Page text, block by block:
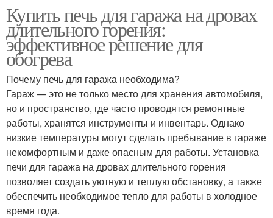
Купить печь для гаража на дровах
длительного горения:
эффективное решение для
обогрева
Почему печь для гаража необходима?
Гараж — это не только место для хранения автомобиля,
но и пространство, где часто проводятся ремонтные
работы, хранятся инструменты и инвентарь. Однако
низкие температуры могут сделать пребывание в гараже
некомфортным и даже опасным для работы. Установка
печи для гаража на дровах длительного горения
позволяет создать уютную и теплую обстановку, а также
обеспечить необходимое тепло для работы в холодное
время года.